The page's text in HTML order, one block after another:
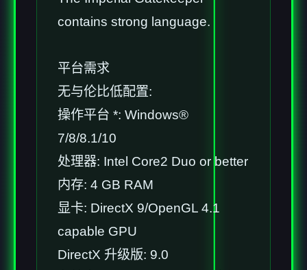
contains strong language.
平台需求
无与伦比低配置:
操作平台 *: Windows®
7/8/8.1/10
处理器: Intel Core2 Duo or better
内存: 4 GB RAM
显卡: DirectX 9/OpenGL 4.1
capable GPU
DirectX 升级版: 9.0